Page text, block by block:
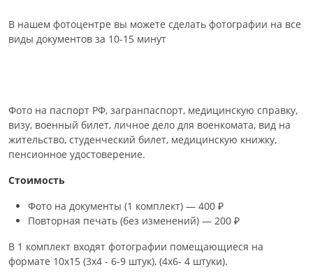
В нашем фотоцентре вы можете сделать фотографии на все
виды документов за 10-15 минут
Фото на паспорт РФ, загранпаспорт, медицинскую справку,
визу, военный билет, личное дело для военкомата, вид на
жительство, студенческий билет, медицинскую книжку,
пенсионное удостоверение.
Стоимость
Фото на документы (1 комплект) — 400 ₽
Повторная печать (без изменений) — 200 ₽
В 1 комплект входят фотографии помещающиеся на
формате 10х15 (3х4 - 6-9 штук), (4х6- 4 штуки).